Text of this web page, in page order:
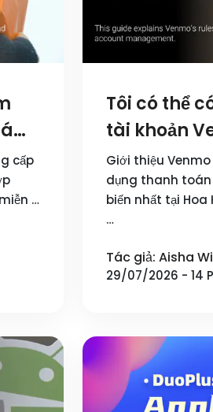
đa
cấp
…
Tôi có thể
tài khoản
định &
Giới thiệu
dụng thanh
biến nhất tại Hoa
…
Tác giả: Aisha
29/07/2026 - 14